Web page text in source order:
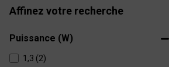
Affinez votre recherche
Puissance (W)
1,3 (2)